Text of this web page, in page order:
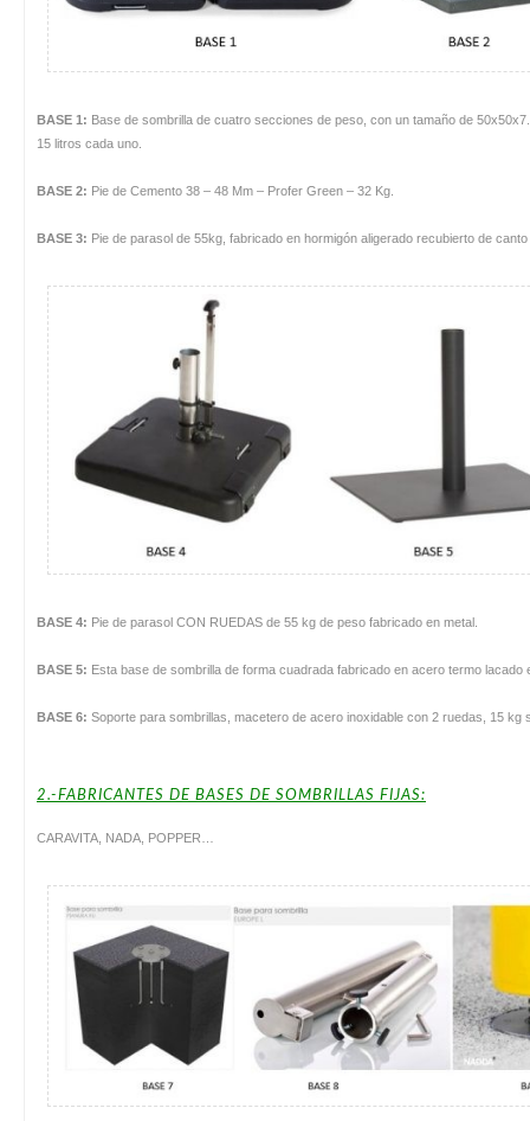
BASE 1: Base de sombrilla de cuatro secciones de peso, con un tamaño de
15 litros cada uno.
BASE 2: Pie de Cemento 38 – 48 Mm – Profer Green – 32 Kg.
BASE 3: Pie de parasol de 55kg, fabricado en hormigón aligerado recubierto de
BASE 4: Pie de parasol CON RUEDAS de 55 kg de peso fabricado en metal.
BASE 5: Esta base de sombrilla de forma cuadrada fabricado en acero termo lacado
BASE 6: Soporte para sombrillas, macetero de acero inoxidable con 2 ruedas, 15 kg
2.-FABRICANTES DE BASES DE SOMBRILLAS FIJAS:
CARAVITA, NADA, POPPER…